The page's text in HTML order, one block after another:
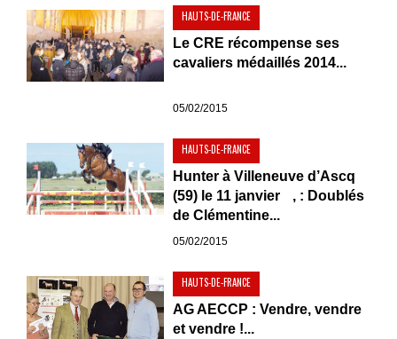
HAUTS-DE-FRANCE
Le CRE récompense ses
cavaliers médaillés 2014...
05/02/2015
HAUTS-DE-FRANCE
Hunter à Villeneuve d’Ascq
(59) le 11 janvier , : Doublés
de Clémentine...
05/02/2015
HAUTS-DE-FRANCE
AG AECCP : Vendre, vendre
et vendre !...